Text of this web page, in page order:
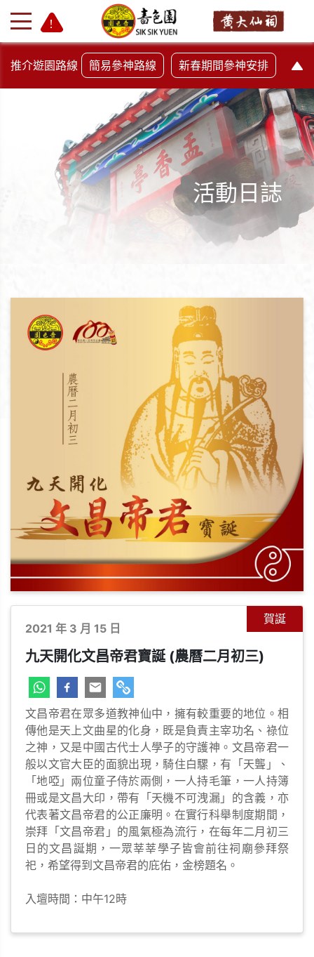
+
推介遊園路線 簡易參神路線 新春期間參神安排
活動日誌
賀誕
2021 年 3 月 15 日
九天開化文昌帝君寶誕 (農曆二月初三)
文昌帝君在眾多道教神仙中，擁有較重要的地位。相
傳他是天上文曲星的化身，既是負責主宰功名、祿位
之神，又是中國古代士人學子的守護神。文昌帝君一
般以文官大臣的面貌出現，騎住白騾，有「天聾」、
「地啞」兩位童子侍於兩側，一人持毛筆，一人持簿
冊或是文昌大印，帶有「天機不可洩漏」的含義，亦
代表著文昌帝君的公正廉明。在實行科舉制度期間，
崇拜「文昌帝君」的風氣極為流行，在每年二月初三
日的文昌誕期，一眾莘莘學子皆會前往祠廟參拜祭
祀，希望得到文昌帝君的庇佑，金榜題名。
入壇時間：中午12時